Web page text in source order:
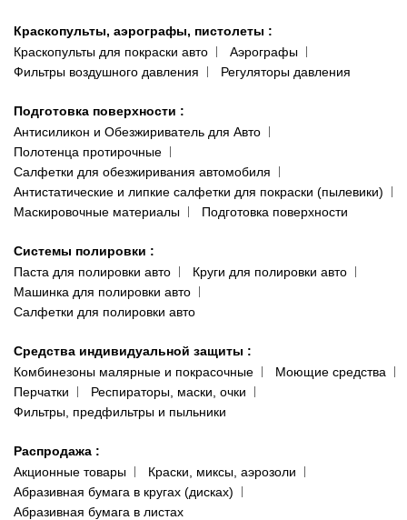
Краскопульты, аэрографы, пистолеты :
Краскопульты для покраски авто
Аэрографы
Фильтры воздушного давления
Регуляторы давления
Подготовка поверхности :
Антисиликон и Обезжириватель для Авто
Полотенца протирочные
Салфетки для обезжиривания автомобиля
Антистатические и липкие салфетки для покраски (пылевики)
Маскировочные материалы
Подготовка поверхности
Системы полировки :
Паста для полировки авто
Круги для полировки авто
Машинка для полировки авто
Салфетки для полировки авто
Средства индивидуальной защиты :
Комбинезоны малярные и покрасочные
Моющие средства
Перчатки
Респираторы, маски, очки
Фильтры, предфильтры и пыльники
Распродажа :
Акционные товары
Краски, миксы, аэрозоли
Абразивная бумага в кругах (дисках)
Абразивная бумага в листах